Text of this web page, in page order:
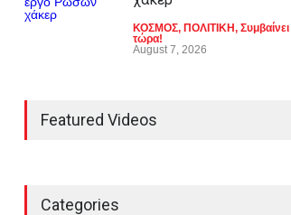
ΚΟΣΜΟΣ, ΠΟΛΙΤΙΚΗ, Συμβαίνει
τώρα!
August 7, 2026
Featured Videos
Categories